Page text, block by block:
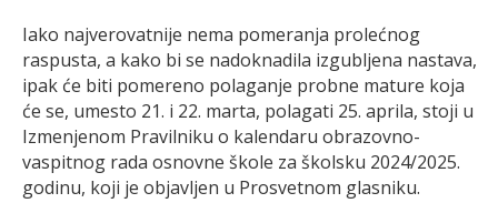
Iako najverovatnije nema pomeranja prolećnog
raspusta, a kako bi se nadoknadila izgubljena nastava,
ipak će biti pomereno polaganje probne mature koja
će se, umesto 21. i 22. marta, polagati 25. aprila, stoji u
Izmenjenom Pravilniku o kalendaru obrazovno-
vaspitnog rada osnovne škole za školsku 2024/2025.
godinu, koji je objavljen u Prosvetnom glasniku.